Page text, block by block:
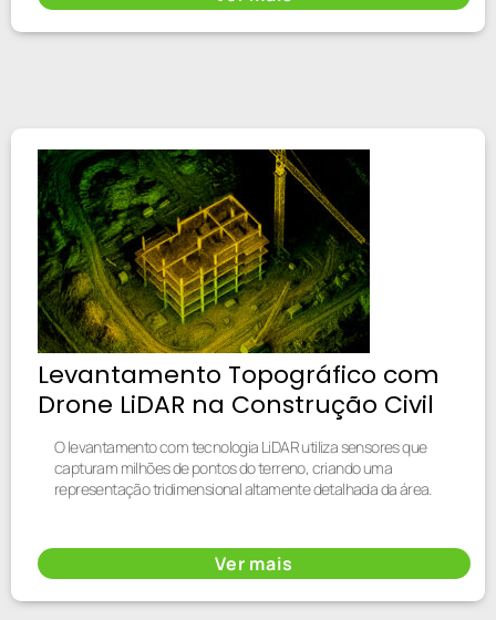
Levantamento Topográfico com
Drone LiDAR na Construção Civil
O levantamento com tecnologia LiDAR utiliza sensores que
capturam milhões de pontos do terreno, criando uma
representação tridimensional altamente detalhada da área.
Ver mais